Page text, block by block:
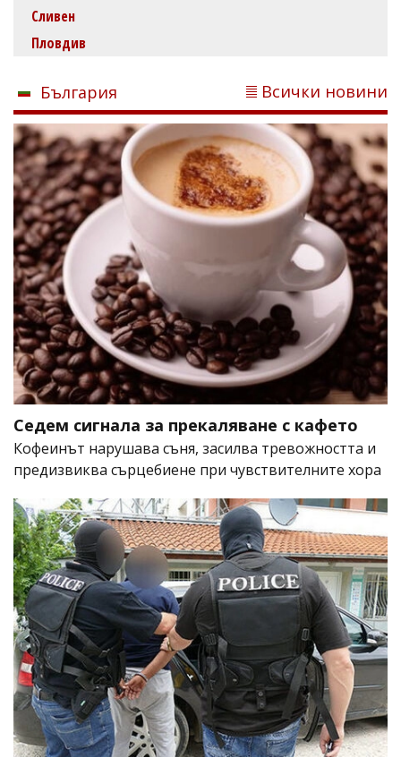
Сливен
Пловдив
България Всички новини
Седем сигнала за прекаляване с кафето
Кофеинът нарушава съня, засилва тревожността и
предизвиква сърцебиене при чувствителните хора